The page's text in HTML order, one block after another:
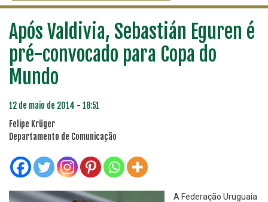
Após Valdivia, Sebastián Eguren é
pré-convocado para Copa do
Mundo
12 de maio de 2014 - 18:51
Felipe Krüger
Departamento de Comunicação
A Federação Uruguaia